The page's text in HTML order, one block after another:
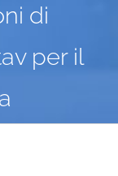
di
per il